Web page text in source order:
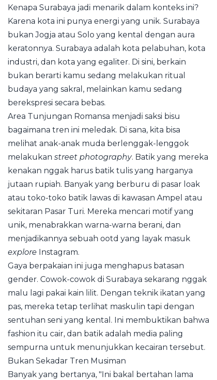
Kenapa Surabaya jadi menarik dalam konteks ini?
Karena kota ini punya energi yang unik. Surabaya
bukan Jogja atau Solo yang kental dengan aura
keratonnya. Surabaya adalah kota pelabuhan, kota
industri, dan kota yang egaliter. Di sini, berkain
bukan berarti kamu sedang melakukan ritual
budaya yang sakral, melainkan kamu sedang
berekspresi secara bebas.
Area Tunjungan Romansa menjadi saksi bisu
bagaimana tren ini meledak. Di sana, kita bisa
melihat anak-anak muda berlenggak-lenggok
melakukan street photography. Batik yang mereka
kenakan nggak harus batik tulis yang harganya
jutaan rupiah. Banyak yang berburu di pasar loak
atau toko-toko batik lawas di kawasan Ampel atau
sekitaran Pasar Turi. Mereka mencari motif yang
unik, menabrakkan warna-warna berani, dan
menjadikannya sebuah ootd yang layak masuk
explore Instagram.
Gaya berpakaian ini juga menghapus batasan
gender. Cowok-cowok di Surabaya sekarang nggak
malu lagi pakai kain lilit. Dengan teknik ikatan yang
pas, mereka tetap terlihat maskulin tapi dengan
sentuhan seni yang kental. Ini membuktikan bahwa
fashion itu cair, dan batik adalah media paling
sempurna untuk menunjukkan kecairan tersebut.
Bukan Sekadar Tren Musiman
Banyak yang bertanya, "Ini bakal bertahan lama